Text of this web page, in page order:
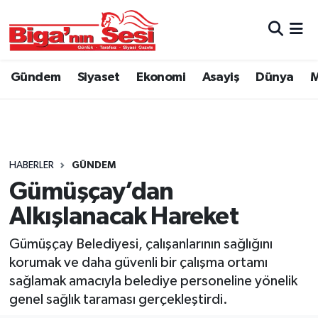
Gündem Siyaset Ekonomi Asayiş Dünya
HABERLER GÜNDEM
Gümüşçay’dan
Alkışlanacak Hareket
Gümüşçay Belediyesi, çalışanlarının sağlığını
korumak ve daha güvenli bir çalışma ortamı
sağlamak amacıyla belediye personeline yönelik
genel sağlık taraması gerçekleştirdi.
Asayiş
Belediye
Dünya
Ekonomi
Genel
Çanakkale Hava Durumu
Tüm Manşetler
Son Dakika Haberleri